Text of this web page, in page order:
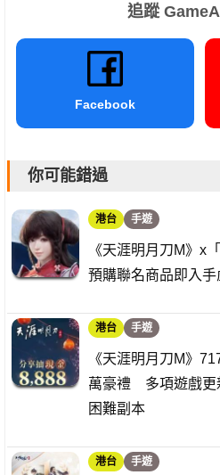
追蹤
Facebook
你可能錯過
港台 手遊
《天涯明月刀M》x
預購聯名商品即入手
港台 手遊
《天涯明月刀M》
萬豪禮 多項遊戲更
困難副本
港台 手遊